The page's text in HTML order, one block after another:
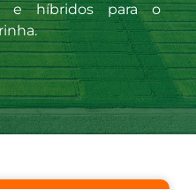
e híbridos para o